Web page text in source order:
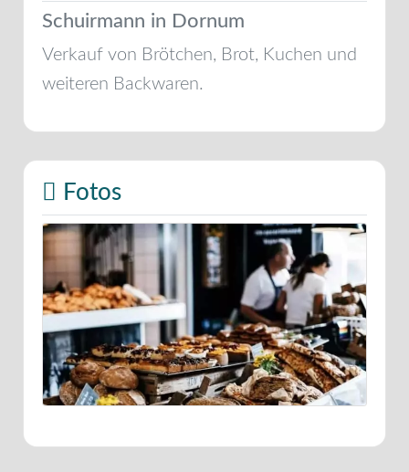
Schuirmann in Dornum
Verkauf von Brötchen, Brot, Kuchen und
weiteren Backwaren.
Fotos